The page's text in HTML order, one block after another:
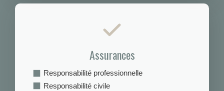
Assurances
Responsabilité professionnelle
Responsabilité civile